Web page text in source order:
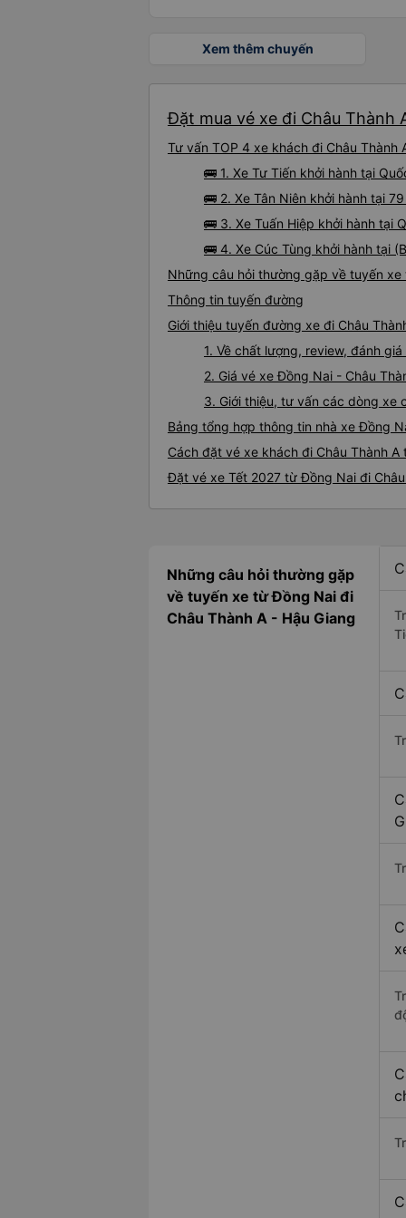
Xem thêm chuyến
Đặt mua vé xe đi Châu Thành
Tư vấn TOP 4 xe khách đi Châu
🚌 1. Xe Tư Tiến khởi hành tại
🚌 2. Xe Tân Niên khởi hành tại 79
🚌 3. Xe Tuấn Hiệp khởi hành tại
🚌 4. Xe Cúc Tùng khởi hành tại
Những câu hỏi thường gặp về tuyến
Thông tin tuyến đường
Giới thiệu tuyến đường xe đi Châu
1. Về chất lượng, review, đánh
2. Giá vé xe Đồng Nai - Châu
3. Giới thiệu, tư vấn các dòng xe
Bảng tổng hợp thông tin nhà xe Đồng
Cách đặt vé xe khách đi Châu Thành
Đặt vé xe Tết 2027 từ Đồng Nai đi
Những câu hỏi thường gặp
về tuyến xe từ Đồng Nai đi
Châu Thành A - Hậu Giang